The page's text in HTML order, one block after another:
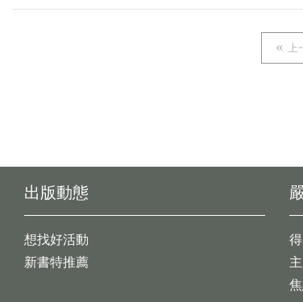
出版動態
想找好活動
新書特推薦